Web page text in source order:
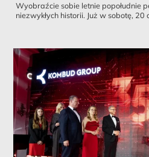
Wyobraźcie sobie letnie popołudnie
niezwykłych historii. Już w sobotę, 20